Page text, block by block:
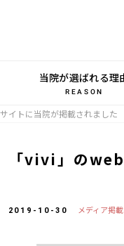
当院が選ばれる理
REASON
イトに当院が掲載されました
「vivi」の
2019-10-30 メディア掲載